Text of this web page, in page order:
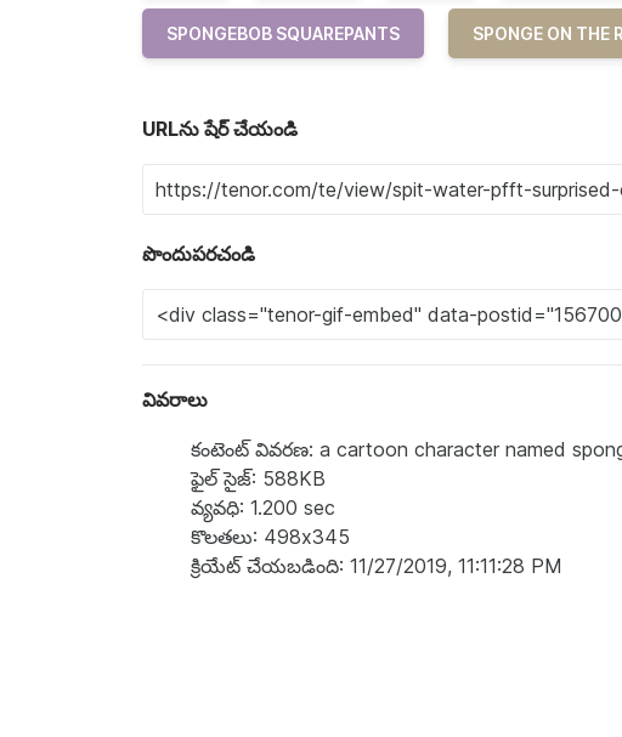
SPONGEBOB SQUAREPANTS SPONGE ON THE
URLను షేర్ చేయండి
పొందుపరచండి
వివరాలు
కంటెంట్ వివరణ: a cartoon character named
ఫైల్ సైజ్: 588KB
వ్యవధి: 1.200 sec
కొలతలు: 498x345
క్రియేట్ చేయబడింది: 11/27/2019, 11:11:28 PM